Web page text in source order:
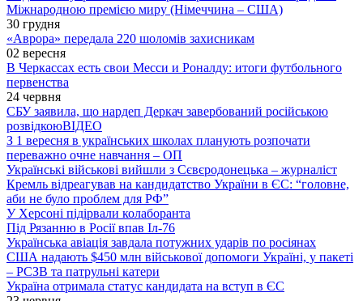
Міжнародною премією миру (Німеччина – США)
30 грудня
«Аврора» передала 220 шоломів захисникам
02 вересня
В Черкассах есть свои Месси и Роналду: итоги футбольного
первенства
24 червня
СБУ заявила, що нардеп Деркач завербований російською
розвідкоюВІДЕО
З 1 вересня в українських школах планують розпочати
переважно очне навчання – ОП
Українські військові вийшли з Сєвєродонецька – журналіст
Кремль відреагував на кандидатство України в ЄС: “головне,
аби не було проблем для РФ”
У Херсоні підірвали колаборанта
Під Рязанню в Росії впав Іл-76
Українська авіація завдала потужних ударів по росіянах
США надають $450 млн військової допомоги Україні, у пакеті
– РСЗВ та патрульні катери
Україна отримала статус кандидата на вступ в ЄС